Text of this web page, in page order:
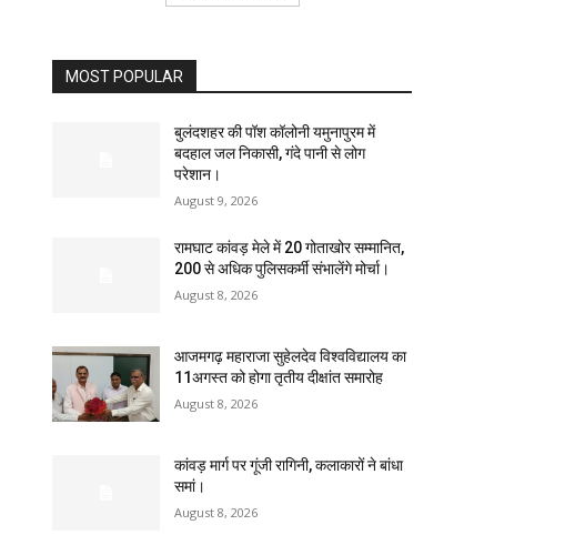
MOST POPULAR
बुलंदशहर की पॉश कॉलोनी यमुनापुरम में
बदहाल जल निकासी, गंदे पानी से लोग
परेशान।
August 9, 2026
रामघाट कांवड़ मेले में 20 गोताखोर सम्मानित,
200 से अधिक पुलिसकर्मी संभालेंगे मोर्चा।
August 8, 2026
आजमगढ़ महाराजा सुहेलदेव विश्वविद्यालय का
11अगस्त को होगा तृतीय दीक्षांत समारोह
August 8, 2026
कांवड़ मार्ग पर गूंजी रागिनी, कलाकारों ने बांधा
समां।
August 8, 2026